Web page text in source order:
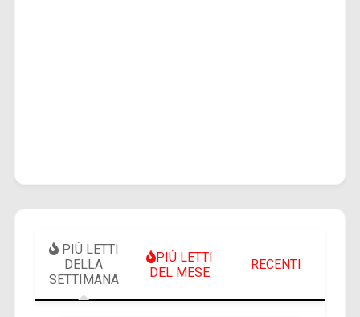
PIÙ LETTI
DELLA
SETTIMANA
PIÙ LETTI
DEL MESE
RECENTI